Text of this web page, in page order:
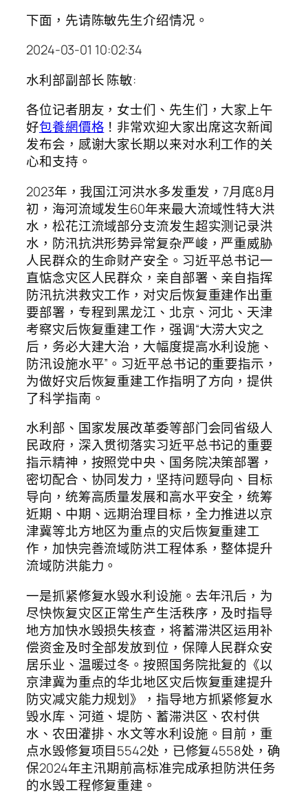
下面，先请陈敏先生介绍情况。
2024-03-01 10:02:34
水利部副部长 陈敏:
各位记者朋友，女士们、先生们，大家上午
好包養網價格 ！非常欢迎大家出席这次新闻
发布会，感谢大家长期以来对水利工作的关
心和支持。
2023年，我国江河洪水多发重发，7月底8月
初，海河流域发生60年来最大流域性特大洪
水，松花江流域部分支流发生超实测记录洪
水，防汛抗洪形势异常复杂严峻，严重威胁
人民群众的生命财产安全。习近平总书记一
直惦念灾区人民群众，亲自部署、亲自指挥
防汛抗洪救灾工作，对灾后恢复重建作出重
要部署，专程到黑龙江、北京、河北、天津
考察灾后恢复重建工作，强调“大涝大灾之
后，务必大建大治，大幅度提高水利设施、
防汛设施水平”。习近平总书记的重要指示，
为做好灾后恢复重建工作指明了方向，提供
了科学指南。
水利部、国家发展改革委等部门会同省级人
民政府，深入贯彻落实习近平总书记的重要
指示精神，按照党中央、国务院决策部署，
密切配合、协同发力，坚持问题导向、目标
导向，统筹高质量发展和高水平安全，统筹
近期、中期、远期治理目标，全力推进以京
津冀等北方地区为重点的灾后恢复重建工
作，加快完善流域防洪工程体系，整体提升
流域防洪能力。
一是抓紧修复水毁水利设施。去年汛后，为
尽快恢复灾区正常生产生活秩序，及时指导
地方加快水毁损失核查，将蓄滞洪区运用补
偿资金及时全部发放到位，保障人民群众安
居乐业、温暖过冬。按照国务院批复的《以
京津冀为重点的华北地区灾后恢复重建提升
防灾减灾能力规划》，指导地方抓紧修复水
毁水库、河道、堤防、蓄滞洪区、农村供
水、农田灌排、水文等水利设施。目前，重
点水毁修复项目5542处，已修复4558处，确
保2024年主汛期前高标准完成承担防洪任务
的水毁工程修复重建。